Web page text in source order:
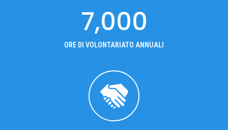
7,000
ORE DI VOLONTARIATO ANNUALI